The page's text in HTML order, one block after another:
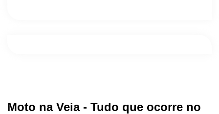
Moto na Veia - Tudo que ocorre no